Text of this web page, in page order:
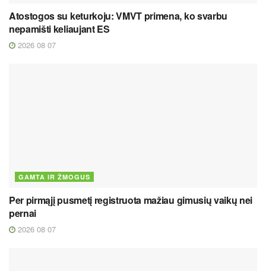
Atostogos su keturkoju: VMVT primena, ko svarbu
nepamišti keliaujant ES
2026 08 07
GAMTA IR ŽMOGUS
Per pirmąjį pusmetį registruota mažiau gimusių vaikų nei
pernai
2026 08 07